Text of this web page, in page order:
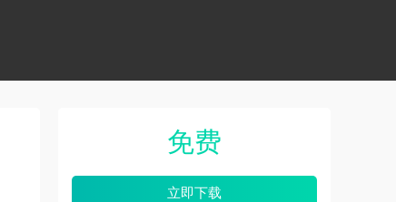
免费
立即下载